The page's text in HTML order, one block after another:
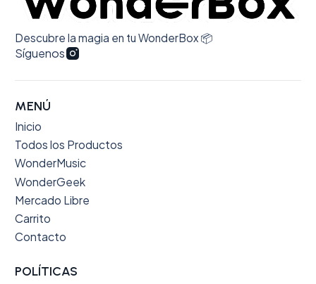
Descubre la magia en tu WonderBox 📦
Síguenos
MENÚ
Inicio
Todos los Productos
WonderMusic
WonderGeek
Mercado Libre
Carrito
Contacto
POLÍTICAS